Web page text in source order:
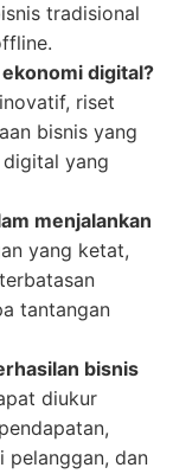
tradisional
digital?
riset
bisnis yang
yang
menjalankan
yang ketat,
tantangan
bisnis
diukur
pelanggan, dan